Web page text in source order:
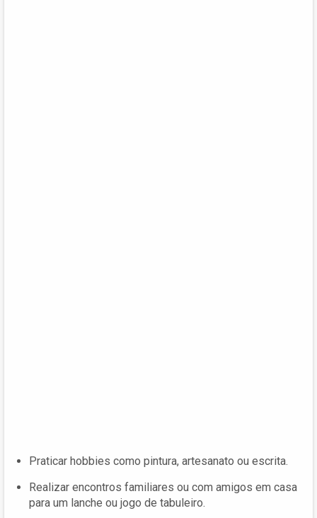
Praticar hobbies como pintura, artesanato ou escrita.
Realizar encontros familiares ou com amigos em casa
para um lanche ou jogo de tabuleiro.